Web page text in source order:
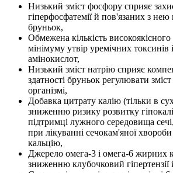
Низький зміст фосфору сприяє
гіперфосфатемії й пов'язаних з
бруньок,
Обмежена кількість високоякісного
мінімуму утвір уремічних токсинів
амінокислот,
Низький зміст натрію сприяє
здатності бруньок регулювати
організмі,
Добавка цитрату калію (тільки в
зниженню ризику розвитку
підтримці лужного середовища
при лікуванні сечокам'яної
кальцію,
Джерело омега-3 і омега-6 жирних
зниженню клубочковий